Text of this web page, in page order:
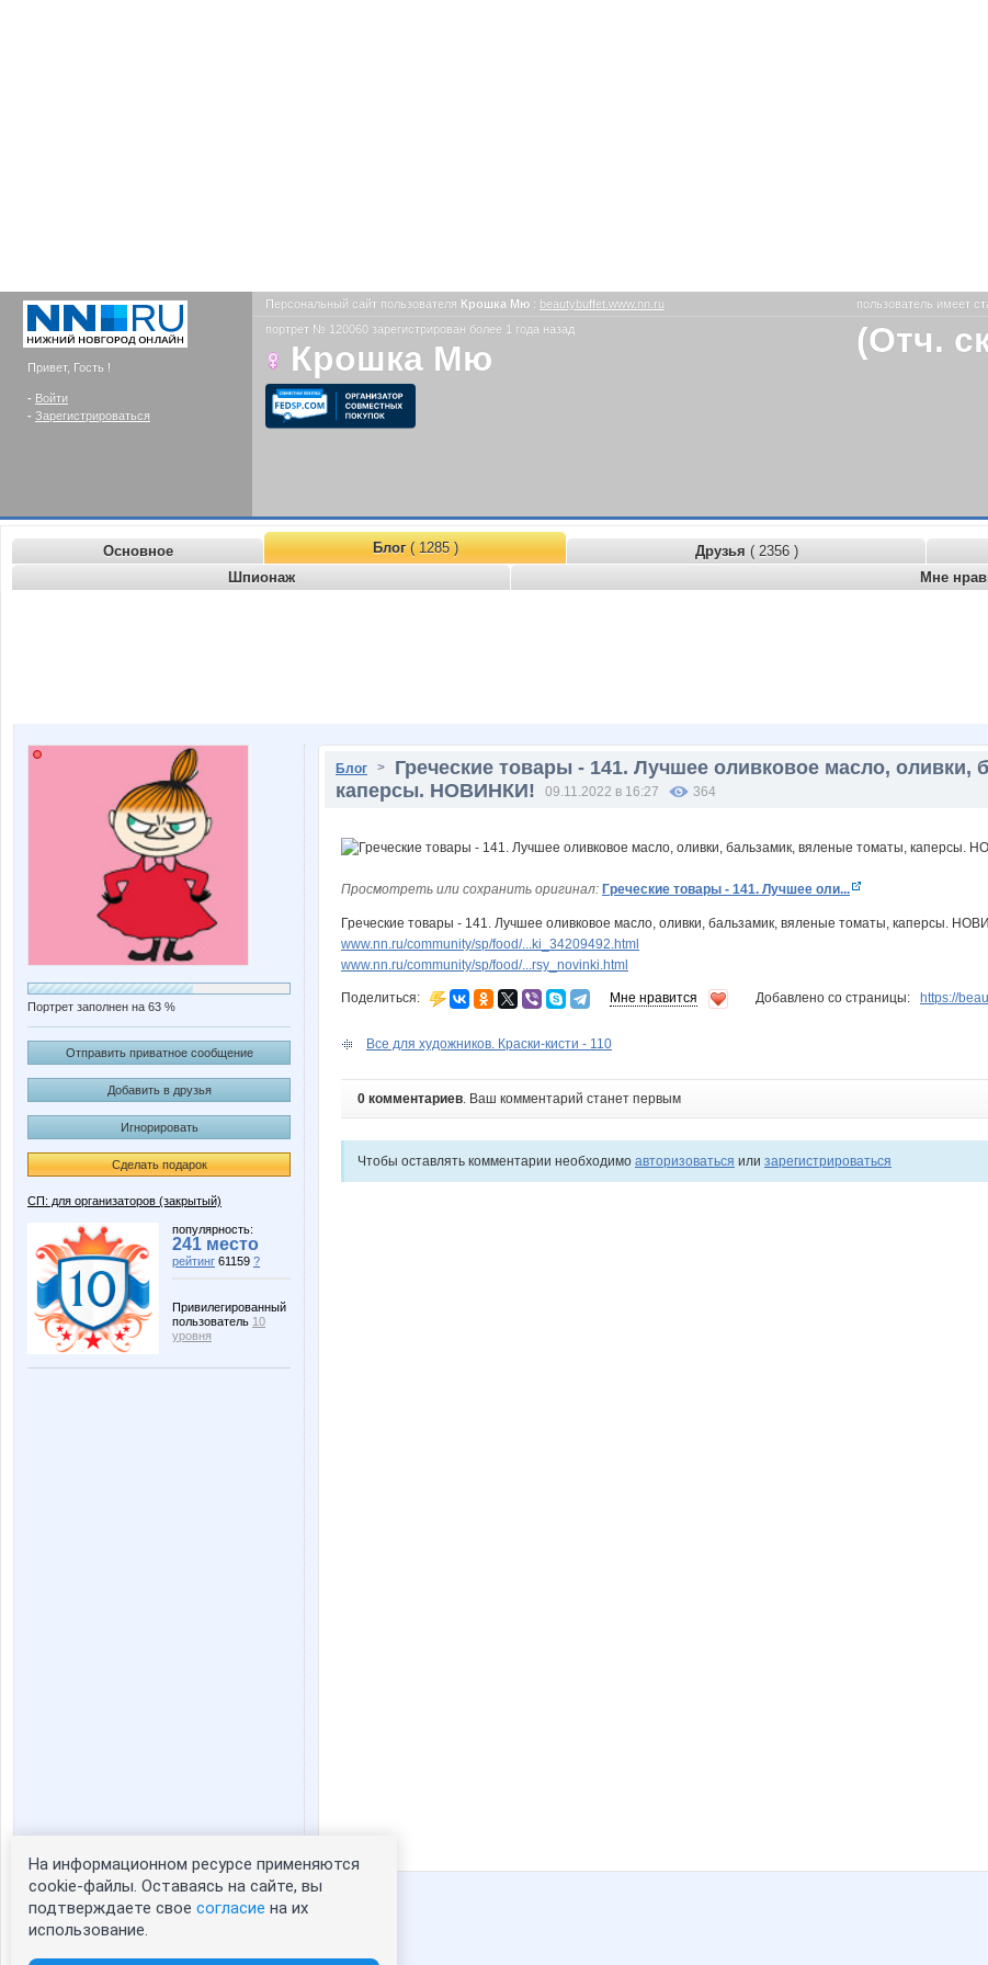
Привет, Гость !
- Войти
- Зарегистрироваться
Персональный сайт пользователя Крошка Мю : beautybuffet.www.nn.ru пользователь имеет
портрет № 120060 зарегистрирован более 1 года назад
Крошка Мю (Отч.
Основное Блог( 1285 ) Друзья ( 2356 )
Шпионаж
Мне
Портрет заполнен на 63 %
Отправить приватное сообщение
Добавить в друзья
Игнорировать
Сделать подарок
СП: для организаторов (закрытый)
популярность:
241 место
рейтинг 61159 ?
Привилегированный
пользователь 10
уровня
Статистика портрета:
сейчас просматривают портрет - 0
зарегистрированные пользователи
Блог > Греческие товары - 141. Лучшее оливковое масло, оливки,
каперсы. НОВИНКИ!
09.11.2022 в 16:27 364
Просмотреть или сохранить оригинал: Греческие товары - 141. Лучшее оли...
Греческие товары - 141. Лучшее оливковое масло, оливки, бальзамик, вяленые томаты, каперсы.
www.nn.ru/community/sp/food/...ki_34209492.html
www.nn.ru/community/sp/food/...rsy_novinki.html
Поделиться: Мне нравится Добавлено со страницы: https://
Все для художников. Краски-кисти - 110
0 комментариев. Ваш комментарий станет первым
Чтобы оставлять комментарии необходимо авторизоваться или зарегистрироваться
На информационном ресурсе применяются
cookie-файлы. Оставаясь на сайте, вы
подтверждаете свое согласие на их
использование.